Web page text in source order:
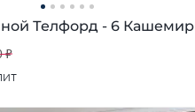
Телфорд - 6 Кашемир
₽